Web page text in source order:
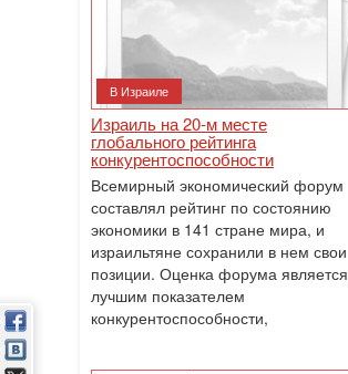
В Израиле
Израиль на 20-м месте
глобального рейтинга
конкурентоспособности
Всемирный экономический форум
составлял рейтинг по состоянию
экономики в 141 стране мира, и
израильтяне сохранили в нем свои
позиции. Оценка форума является
лучшим показателем
конкурентоспособности,